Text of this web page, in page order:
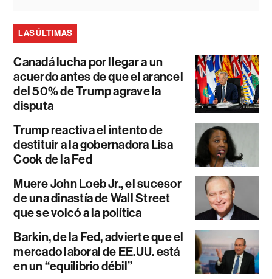
LAS ÚLTIMAS
Canadá lucha por llegar a un
acuerdo antes de que el arancel
del 50% de Trump agrave la
disputa
Trump reactiva el intento de
destituir a la gobernadora Lisa
Cook de la Fed
Muere John Loeb Jr., el sucesor
de una dinastía de Wall Street
que se volcó a la política
Barkin, de la Fed, advierte que el
mercado laboral de EE.UU. está
en un “equilibrio débil”